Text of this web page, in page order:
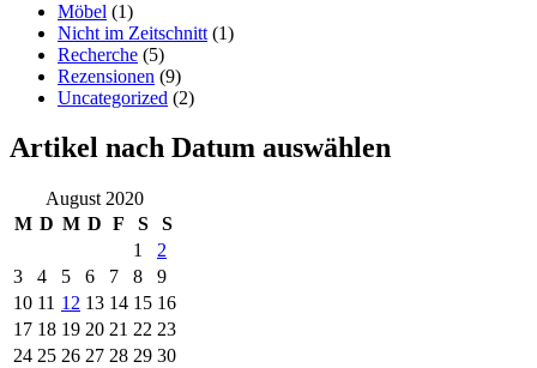
Möbel (1)
Nicht im Zeitschnitt (1)
Recherche (5)
Rezensionen (9)
Uncategorized (2)
Artikel nach Datum auswählen
August 2020
M D M D F S
S
1
2
3
4 5 6 7 8
9
10 11 12 13 14 15 16
17 18 19 20 21 22 23
24 25 26 27 28 29 30